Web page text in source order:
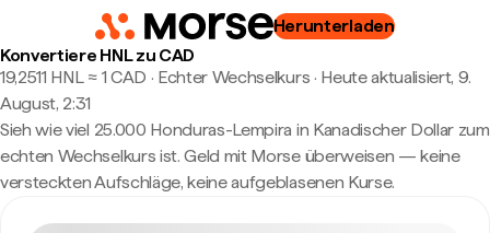
Herunterladen
Konvertiere HNL zu CAD
19,2511 HNL ≈ 1 CAD · Echter Wechselkurs · Heute aktualisiert, 9.
August, 2:31
Sieh wie viel 25.000 Honduras-Lempira in Kanadischer Dollar zum
echten Wechselkurs ist. Geld mit Morse überweisen — keine
versteckten Aufschläge, keine aufgeblasenen Kurse.